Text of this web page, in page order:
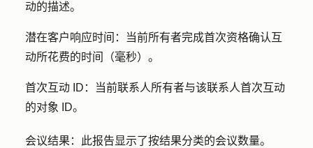
动的描述。
潜在客户响应时间：
当前所有者完成首次资格确认互
动所花费的时间（毫秒）。
首次互动 ID：
当前联系人所有者与该联系人首次互动
的对象 ID。
会议结果：此报告显示了按结果分类的会议数量。